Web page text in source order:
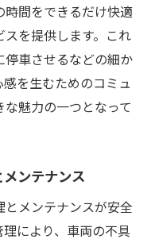
方
した選択基準
スの質の確認
のポイント
安全対策
ク管理
行利用
時間をできるだけ快適
を提供します。これ
停車させるなどの細か
を生むためのコミュ
魅力の一つとなって
ンテナンス
メンテナンスが安全
により、車両の不具